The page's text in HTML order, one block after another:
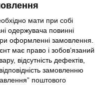
мати при собі
одержувача повинні
оформленні замовлення.
має право і зобов’язаний
відсутність дефектів,
замовленню
поштового